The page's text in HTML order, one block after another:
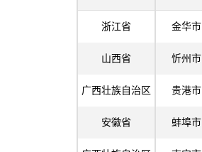
浙江省 金华市
山西省 忻州市
广西壮族自治区 贵港市
安徽省 蚌埠市